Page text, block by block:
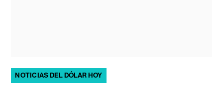
NOTICIAS DEL DÓLAR HOY